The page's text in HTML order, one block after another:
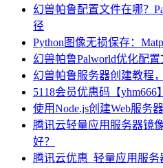
幻兽帕鲁配置文件在哪？
径
Python图像无损保存：
幻兽帕鲁Palworld优化配置
幻兽帕鲁服务器创建教程
5118会员优惠码【yhm666
使用Node.js创建Web服务
腾讯云轻量应用服务器镜
好？
腾讯云优惠_轻量应用服